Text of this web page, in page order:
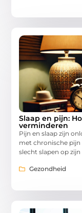
Slaap en pijn:
verminderen
Pijn en slaap zijn
met chronische pijn
slecht slapen op
Gezondheid